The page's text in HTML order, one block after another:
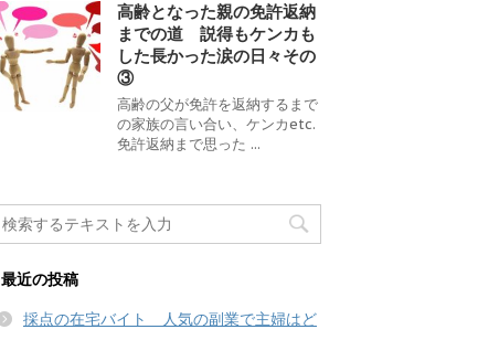
高齢となった親の免許返納
までの道 説得もケンカも
した長かった涙の日々その
③
高齢の父が免許を返納するまで
の家族の言い合い、ケンカetc.
免許返納まで思った ...
最近の投稿
採点の在宅バイト 人気の副業で主婦はど